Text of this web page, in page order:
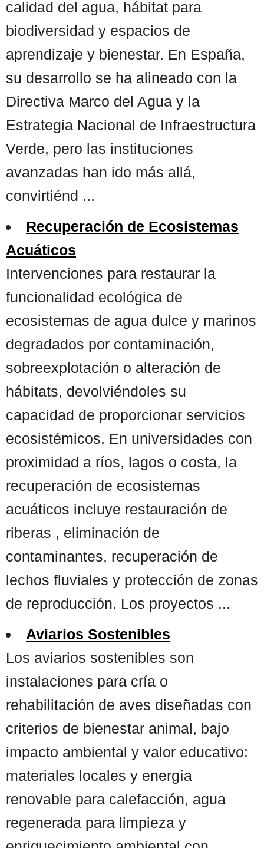
calidad del agua, hábitat para
biodiversidad y espacios de
aprendizaje y bienestar. En España,
su desarrollo se ha alineado con la
Directiva Marco del Agua y la
Estrategia Nacional de Infraestructura
Verde, pero las instituciones
avanzadas han ido más allá,
convirtiénd ...
Recuperación de Ecosistemas
Acuáticos
Intervenciones para restaurar la
funcionalidad ecológica de
ecosistemas de agua dulce y marinos
degradados por contaminación,
sobreexplotación o alteración de
hábitats, devolviéndoles su
capacidad de proporcionar servicios
ecosistémicos. En universidades con
proximidad a ríos, lagos o costa, la
recuperación de ecosistemas
acuáticos incluye restauración de
riberas , eliminación de
contaminantes, recuperación de
lechos fluviales y protección de zonas
de reproducción. Los proyectos ...
Aviarios Sostenibles
Los aviarios sostenibles son
instalaciones para cría o
rehabilitación de aves diseñadas con
criterios de bienestar animal, bajo
impacto ambiental y valor educativo:
materiales locales y energía
renovable para calefacción, agua
regenerada para limpieza y